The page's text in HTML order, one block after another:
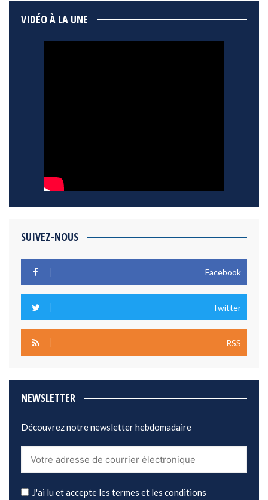
VIDÉO À LA UNE
SUIVEZ-NOUS
Facebook
Twitter
RSS
NEWSLETTER
Découvrez notre newsletter hebdomadaire
J'ai lu et accepte les termes et les conditions